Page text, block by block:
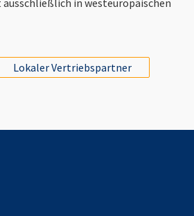
in westeuropäischen
Lokaler Vertriebspartner